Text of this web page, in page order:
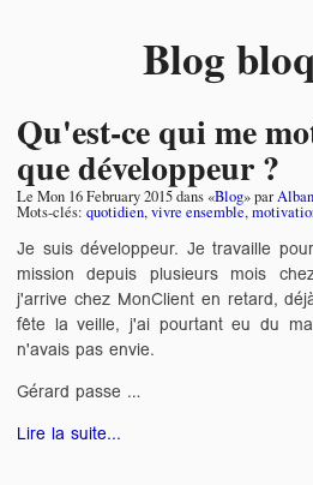
Blog
Qu'est-ce qui me
que développeur ?
Le Mon 16 February 2015dans «Blog» par
Mots-clés: quotidien,vivre ensemble,
Je suis développeur. Je travaille
mission depuis plusieurs mois
j'arrive chez MonClient en retard,
fête la veille, j'ai pourtant eu du
n'avais pas envie.
Gérard passe …
Lire la suite...